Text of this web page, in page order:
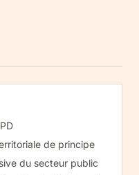
de principe
du secteur public